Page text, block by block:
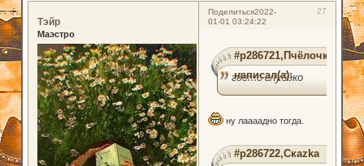
Поделиться 27
2022-
01-01 03:24:22
Тэйр
Маэстро
#p286721,Пчёлочка
написал(а):
гдето глубоко
ну лаааадно тогда.
#p286722,Скаzka